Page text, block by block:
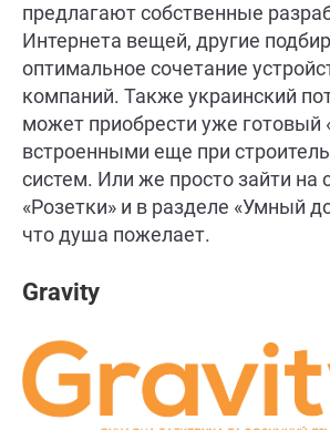
предлагают собственные
Интернета вещей, другие
оптимальное сочетание
компаний. Также украинский
может приобрести уже готовый
встроенными еще при
систем. Или же просто зайти на
«Розетки» и в разделе «Умный
что душа пожелает.
Gravity